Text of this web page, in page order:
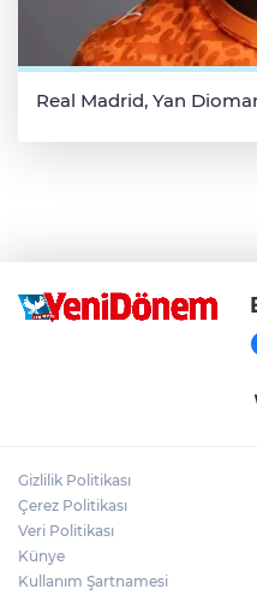
Real Madrid, Yan
Gizlilik Politikası
Çerez Politikası
Veri Politikası
Künye
Kullanım Şartnamesi